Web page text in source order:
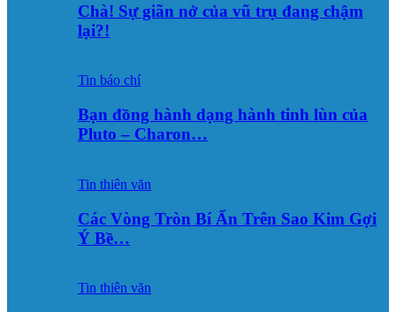
Chà! Sự giãn nở của vũ trụ đang chậm
lại?!
Tin báo chí
Bạn đồng hành dạng hành tinh lùn của
Pluto – Charon…
Tin thiên văn
Các Vòng Tròn Bí Ẩn Trên Sao Kim Gợi
Ý Bề…
Tin thiên văn